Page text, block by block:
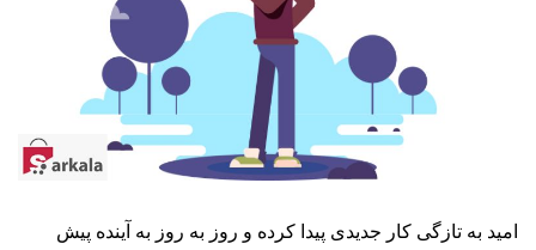
امید به تازگی کار جدیدی پیدا کرده و روز به روز به آینده پیش